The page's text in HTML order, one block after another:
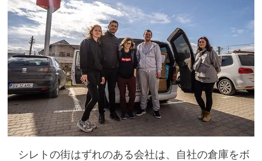
シレトの街はずれのある会社は、自社の倉庫をボ